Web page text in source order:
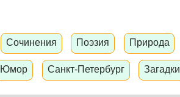
Сочинения Поэзия Природа
Юмор Санкт-Петербург Загадки